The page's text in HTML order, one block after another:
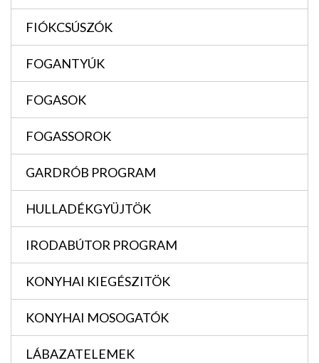
FIÓKCSÚSZÓK
FOGANTYÚK
FOGASOK
FOGASSOROK
GARDRÓB PROGRAM
HULLADÉKGYÜJTÖK
IRODABÚTOR PROGRAM
KONYHAI KIEGÉSZITÖK
KONYHAI MOSOGATÓK
LÁBAZATELEMEK